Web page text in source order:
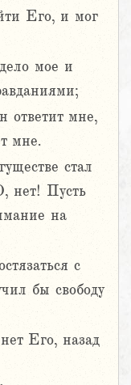
Его, и мог
мое и
ответит мне,
мне.
стал
нет! Пусть
на
с
бы свободу
Его, назад